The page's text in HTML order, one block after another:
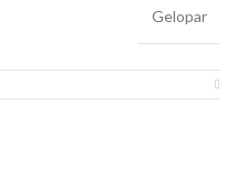
Gelopar